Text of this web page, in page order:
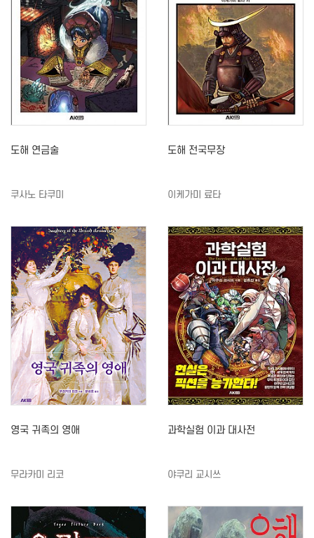
도해 연금술
쿠사노 타쿠미
도해 전국무장
이케가미 료타
영국 귀족의 영애
무라카미 리코
과학실험 이과 대사전
야쿠리 교시쓰